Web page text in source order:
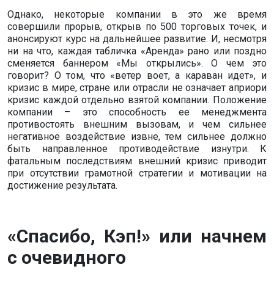
Однако, некоторые компании в это же время
совершили прорыв, открыв по 500 торговых точек, и
анонсируют курс на дальнейшее развитие. И, несмотря
ни на что, каждая табличка «Аренда» рано или поздно
сменяется баннером «Мы открылись». О чем это
говорит? О том, что «ветер воет, а караван идет», и
кризис в мире, стране или отрасли не означает априори
кризис каждой отдельно взятой компании. Положение
компании – это способность ее менеджмента
противостоять внешним вызовам, и чем сильнее
негативное воздействие извне, тем сильнее должно
быть направленное противодействие изнутри. К
фатальным последствиям внешний кризис приводит
при отсутствии грамотной стратегии и мотивации на
достижение результата.
«Спасибо, Кэп!» или начнем
с очевидного